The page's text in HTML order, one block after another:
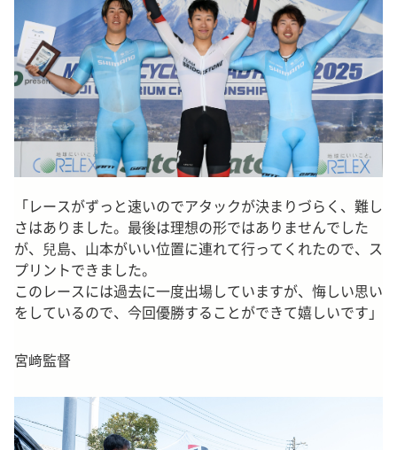
「レースがずっと速いのでアタックが決まりづらく、難し
さはありました。最後は理想の形ではありませんでした
が、兒島、山本がいい位置に連れて行ってくれたので、ス
プリントできました。
このレースには過去に一度出場していますが、悔しい思い
をしているので、今回優勝することができて嬉しいです」
宮﨑監督